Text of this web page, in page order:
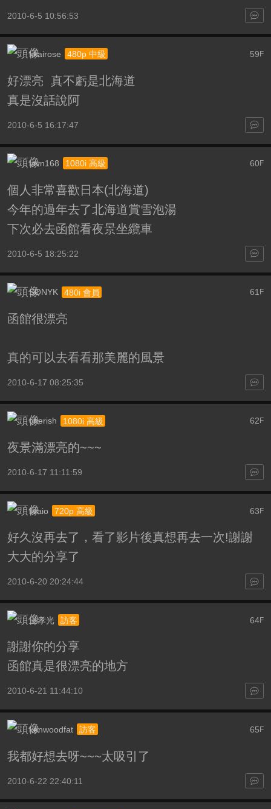
2010-6-5 10:56:53
59 F
kkairose 480p 中級
好漂亮 真不虧是北海道
真是沒話說阿
2010-6-5 16:17:47
60F
iavn168 1080i 高級
個人非常喜歡日本(北海道)
今年的過年去了北海道賞雪泡湯
下次必去函館看夜景坐纜車
2010-6-5 18:25:22
61 F
SONYK 480i 會員
函館很漂亮
真的可以去看看那美麗的風景
2010-6-17 08:25:35
62 F
cherish 1080i 高級
夜景滿漂亮的~~~
2010-6-17 11:11:59
63F
ilvaio 720p 高級
好久沒再去了，看了影片後真想再去一次!謝謝
大大的分享了
2010-6-20 20:24:44
64F
王孝光 訪客
謝謝你的分享
函館真是很漂亮的地方
2010-6-21 11:44:10
65 F
kenwoodfat 訪客
我都好想去呀~~~太吸引了
2010-6-22 22:40:11